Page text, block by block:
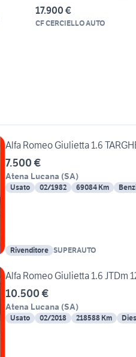
17.900 €
CF CERCIELLO AUTO
Alfa Romeo Giulietta 1.6
7.500 €
Atena Lucana (SA)
Usato 02/1982 69084 Km
Rivenditore SUPERAUTO
Alfa Romeo Giulietta 1.6 JTDm
10.500 €
Atena Lucana (SA)
Usato 02/2018 218588 Km